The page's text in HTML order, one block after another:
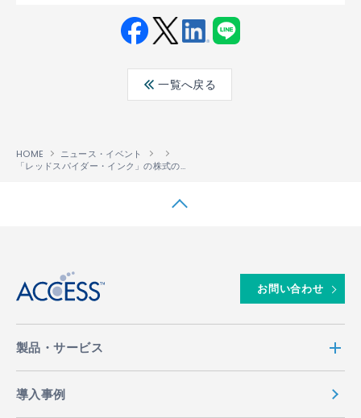
ebo ter
edin
一覧へ戻る
HOME
ニュース・イベント
「レッドスパイダー・インク」の株式の取得（子会社化)に関するお知らせ
お問い合わせ
製品・サービス
導入事例